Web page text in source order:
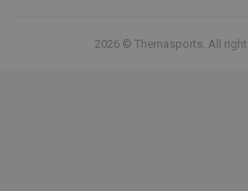
2026 © Themasports. All